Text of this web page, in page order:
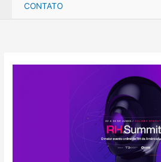
CONTATO